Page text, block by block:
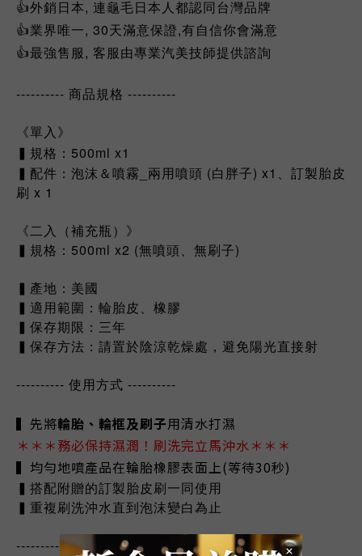
👍外銷日本, 連龜毛日本人都認同台灣品牌
👍業界唯一, 30天滿意保證,有自信你會滿意
👍最強售服, 客服由專業汽美技師提供諮詢
---------- 商品規格 ----------
《單入》
▍規格：500ml x1
▍配件：泡沫＆噴霧_兩用噴頭 (白胖子) x1、訂製胎皮
刷 x 1
《二入（補充瓶）》
▍規格：500ml x2 (無噴頭、無刷子)
▍產地：美國
▍適用範圍：輪胎皮、橡膠
▍保存期限：三年
▍保存方法：請置於陰涼乾燥處，避免陽光直接射
---------- 使用方式 ----------
▍先將輪胎、輪框及刷子用清水打濕
＊＊＊務必保持濕潤！刷洗完立馬沖水＊＊＊
▍均勻地噴產品在輪胎橡膠表面上(等待30秒)
▍搭配附贈的訂製胎皮刷一同使用
▍重複刷洗沖水直到泡沫變白為止
---------- 注意事項 ----------